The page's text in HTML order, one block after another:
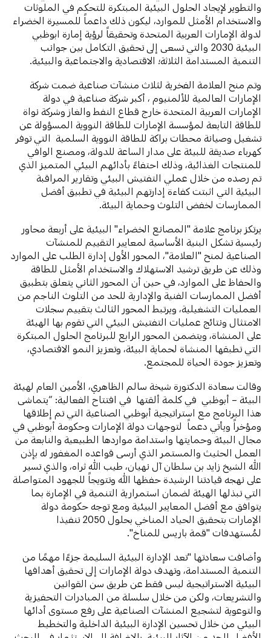
والتطوير لإيجاد الحلول البيئية المبتكرة للتحكم في الملوثات
والاستخدام الأمثل للموارد، ليكون ذلك داعماً للمسيرة الخضراء
لدولة الإمارات العربية المتحدة وتحقيقاً لرؤية إمارة ابوظبي
البيئية 2030 والتي تسعى إلى تحقيق التكامل بين جوانب
التنمية المستدامة الثلاثة؛ الاقتصادية والاجتماعية والبيئية.
وتم منح العلامة الفخرية لثلاث منشآت صناعية ضمت شركة
الإمارات العالمية للألمنيوم ، أكبر شركة صناعية في دولة
الإمارات العربية المتحدة خارج قطاع النفط والغاز وشركة نواة
للطاقة التابعة لمؤسسة الإمارات للطاقة النووية المسؤولة عن
تشغيل وصيانة محطات براكة للطاقة النووية السلمية التي توفر
كهرباء صديقة للبيئة على مدار الساعة للدولة، ومصنع الوافي
للمنتجات الغذائية، وذلك احتفاءً بأدائهم البيئي المتميز الذي
تم رصده من خلال عملي التفتيش البيئي وتقارير المراقبة
البيئية التي اثبتت كفاءة إدارتهم البيئية في تطبيق أفضل
الممارسات لخفض التلوث وحماية البيئة.
يرتكز برنامج علامة "المصانع الخضراء" البيئية على أربعة محاور
رئيسية تشكل البنية الأساسية لمعايير التقييم للمنشآت
الصناعية لمنح "العلامة"، المحور الأول إدارة الطلب على الموارد
وذلك عن طريق ترشيد الاستهلاك والاستخدام الأمثل للطاقة
والحفاظ على الموارد، في حين أن المحور الثاني يتعلق بتطبيق
أفضل الممارسات الفنية والإدارية للحد من التلوث الناجم من
العمليات التشغيلية، ويرتبط المحور الثالث بتقييم سجلات
الامتثال ونتائج عمليات التفتيش البيئي التي تقوم بها الهيئة
على المنشاة، ويتضمن المحور الرابع للبرنامج الحلول المبتكرة
التي تطبقها المنشاة لحماية البيئة، وتعزيز النمو الاقتصادي،
وتعزيز جودة الحياة للمجتمع.
وقالت سعادة الدكتورة شيخة سالم الظاهري، الأمين العام لهيئة
البيئة – أبوظبي في كلمة ألقتها في افتتاح الفعالية: “يتماشى
هذا البرنامج مع استراتيجية أبوظبي الصناعية التي تم إطلاقها
ومؤخراً ويأتي دعماً لتوجهات دولة الإمارات وحكومة أبوظبي في
مجال البيئة وحمايتها واستدامة مواردها الطبيعية والنابعة من
العمل الحثيث والمستمر الذي أرسى قواعده المغفور له بإذن
الله الشيخ زايد بن سلطان آل نهيان، طيب الله ثراه، والذي تسير
على نهجه قيادتنا الرشيدة حفظها الله وتتويجاً للجهود المتواصلة
التي تبذلها الهيئة لضمان استمرارية التنمية في الإمارة بما
يتوافق مع أفضل المعايير البيئية ومع توجه حكومة دولة
الإمارات بتحقيق الحياد المناخي بحلول 2050 تنفيذا
لمُستهدفات "قمة باريس للمناخ".
وأضافت سعادتها "تعد الإدارة البيئية السليمة جزءًا مهمًا من
التنمية المستدامة، وتهدف دولة الإمارات إلى تحقيق أهدافها
البيئية الاستراتيجية ليس فقط عن طريق سن القوانين
والتشريعات، ولكن من خلال سلسلة من المبادرات التحفيزية
والتوعوية لتشجيع المنشآت الصناعية على رفع مستوى أدائها
البيئي من خلال تحسين الإدارة البيئية الداخلية والتخطيط